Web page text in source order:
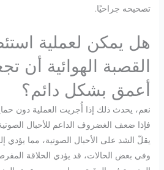
تصحيحه جراحيًا.
هل يمكن لعملية
القصبة الهوائية أن
أعمق بشكل دائم؟
نعم، يحدث ذلك إذا أُجريت العملية دون
فإذا ضعف الغضروف الداعم للأحبال
يقلّ الشد على الأحبال الصوتية، مما
وفي بعض الحالات، قد يؤدي الحلاقة